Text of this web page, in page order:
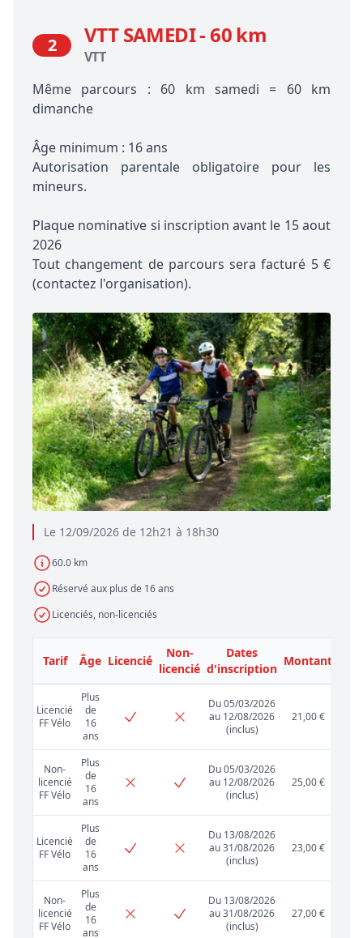
Le 12/09/2026 de 12h21 à 18h30
60.0 km
Réservé aux plus de 16 ans
Licenciés, non-licenciés
2 VTT SAMEDI - 60 km
VTT
Même parcours : 60 km samedi = 60 km
dimanche
Âge minimum : 16 ans
Autorisation parentale obligatoire pour les
mineurs.
Plaque nominative si inscription avant le 15 aout
2026
Tout changement de parcours sera facturé 5 €
(contactez l'organisation).
Tarif Âge Licencié
Non-
licencié
Dates
d'inscription
Montant
Licencié
FF Vélo
Plus
de
16
ans
Du 05/03/2026
au 12/08/2026
(inclus)
21,00 €
Non-
licencié
FF Vélo
Plus
de
16
ans
Du 05/03/2026
au 12/08/2026
(inclus)
25,00 €
Licencié
FF Vélo
Plus
de
16
ans
Du 13/08/2026
au 31/08/2026
(inclus)
23,00 €
Non-
licencié
FF Vélo
Plus
de
16
ans
Du 13/08/2026
au 31/08/2026
(inclus)
27,00 €